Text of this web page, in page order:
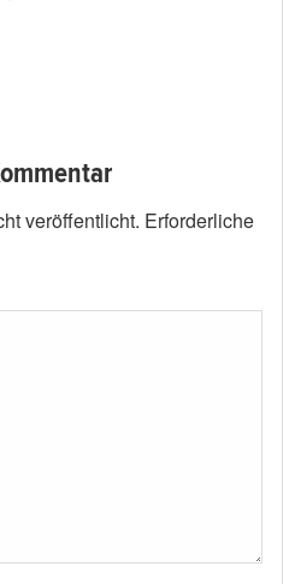
veröffentlicht. Erforderliche